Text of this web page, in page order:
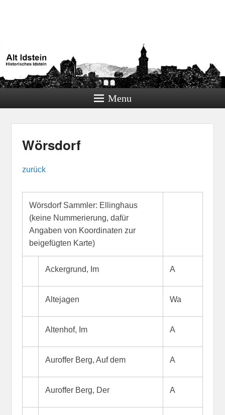
Historisches Idstein
Menu
Wörsdorf
zurück
Wörsdorf Sammler: Ellinghaus
(keine Nummerierung, dafür
Angaben von Koordinaten zur
beigefügten Karte)
Ackergrund, Im A
Altejagen Wa
Altenhof, Im A
Auroffer Berg, Auf dem A
Auroffer Berg, Der A